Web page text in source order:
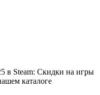
в Steam: Скидки на игры
каталоге